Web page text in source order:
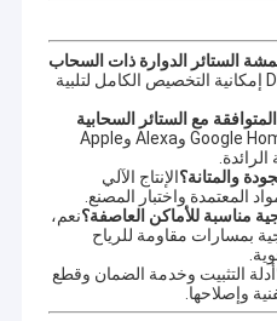
الستائر الدوارة ذات السحاب
نعم، تقدم DM AWNING إمكانية التخصيص الكامل لتلبية
مع الستائر السحابية
Google Home وAlexa وApple
الإنتاج الآلي
المعتمدة واختبار المصنع.
مناسبة للأماكن العاصفة؟نعم،
بمسارات مقاومة للرياح
أدلة التثبيت وخدمة الضمان وقطع
وإصلاحها.